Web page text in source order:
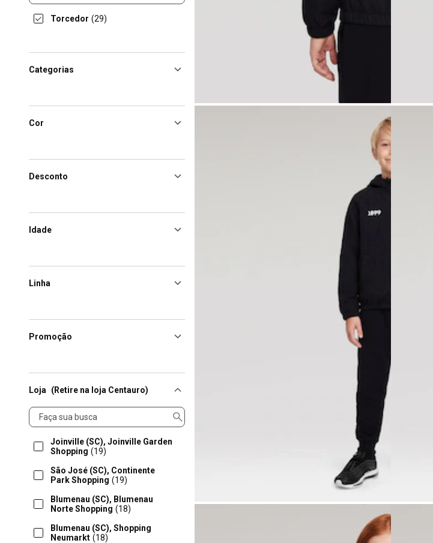
Torcedor (29)
Categorias
Cor
Desconto
Idade
Linha
Promoção
Loja (Retire na loja Centauro)
Loja
Joinville (SC), Joinville Garden
Shopping (19)
São José (SC), Continente
Park Shopping (19)
Blumenau (SC), Blumenau
Norte Shopping (18)
Blumenau (SC), Shopping
Neumarkt (18)